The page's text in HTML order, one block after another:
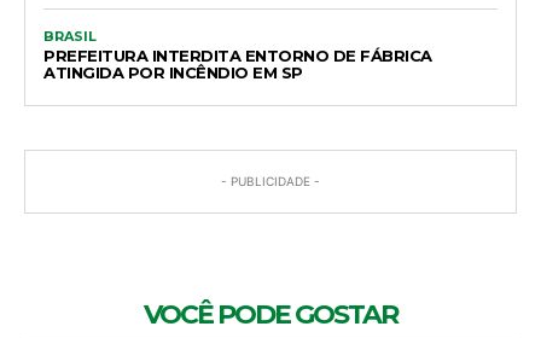
BRASIL
PREFEITURA INTERDITA ENTORNO DE FÁBRICA
ATINGIDA POR INCÊNDIO EM SP
- PUBLICIDADE -
VOCÊ PODE GOSTAR